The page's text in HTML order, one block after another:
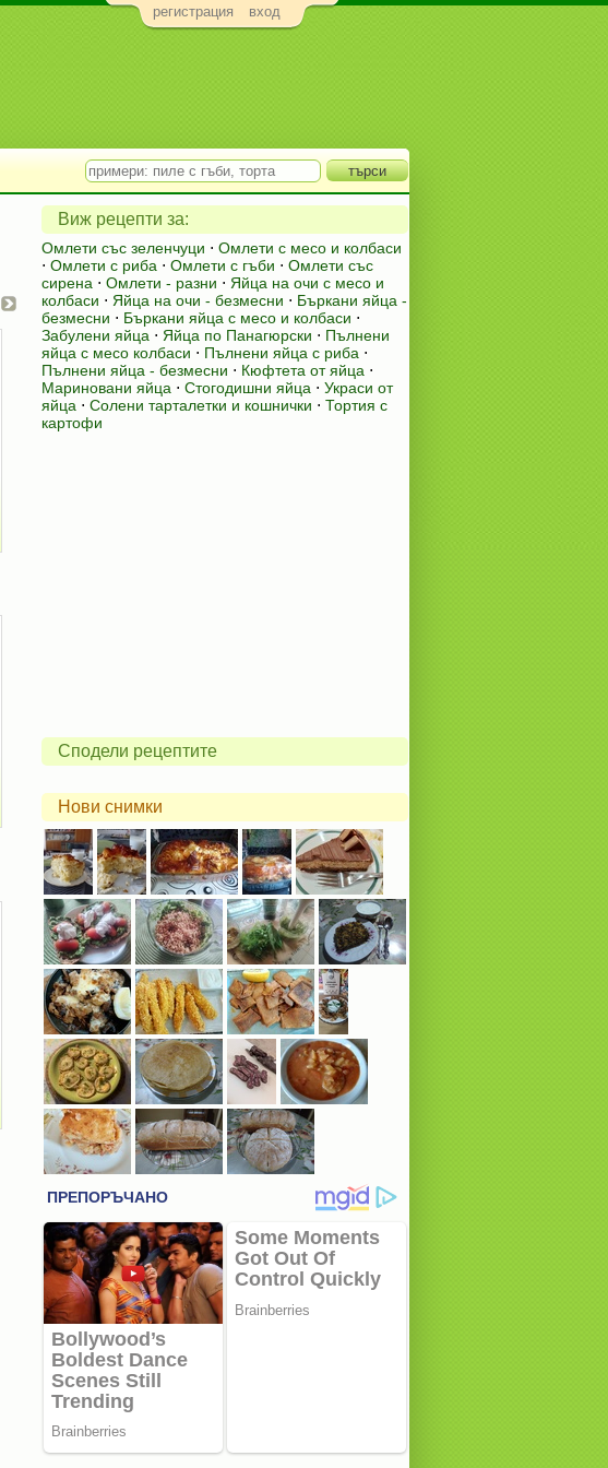
регистрация вход
Виж рецепти за:
Омлети със зеленчуци ⋅ Омлети с месо и колбаси
⋅ Омлети с риба ⋅ Омлети с гъби ⋅ Омлети със
сирена ⋅ Омлети - разни ⋅ Яйца на очи с месо и
колбаси ⋅ Яйца на очи - безмесни ⋅ Бъркани яйца -
безмесни ⋅ Бъркани яйца с месо и колбаси ⋅
Забулени яйца ⋅ Яйца по Панагюрски ⋅ Пълнени
яйца с месо колбаси ⋅ Пълнени яйца с риба ⋅
Пълнени яйца - безмесни ⋅ Кюфтета от яйца ⋅
Мариновани яйца ⋅ Стогодишни яйца ⋅ Украси от
яйца ⋅ Солени тарталетки и кошнички ⋅ Тортия с
картофи
Сподели рецептите
Нови снимки